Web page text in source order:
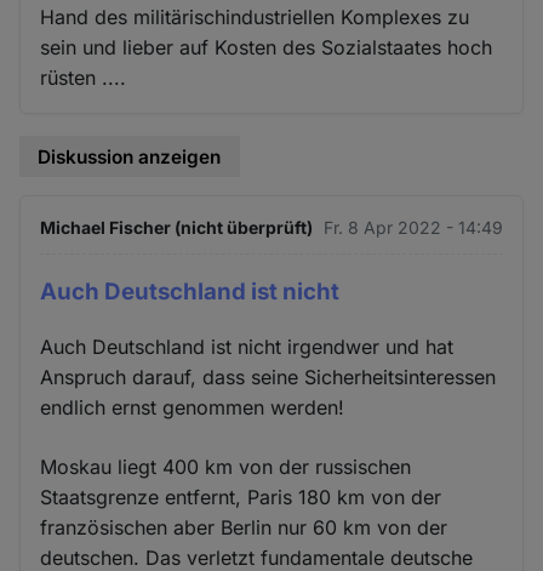
Hand des militärischindustriellen Komplexes zu
sein und lieber auf Kosten des Sozialstaates hoch
rüsten ....
Diskussion anzeigen
Michael Fischer (nicht überprüft) Fr. 8 Apr 2022 - 14:49
Auch Deutschland ist nicht
Auch Deutschland ist nicht irgendwer und hat
Anspruch darauf, dass seine Sicherheitsinteressen
endlich ernst genommen werden!
Moskau liegt 400 km von der russischen
Staatsgrenze entfernt, Paris 180 km von der
französischen aber Berlin nur 60 km von der
deutschen. Das verletzt fundamentale deutsche